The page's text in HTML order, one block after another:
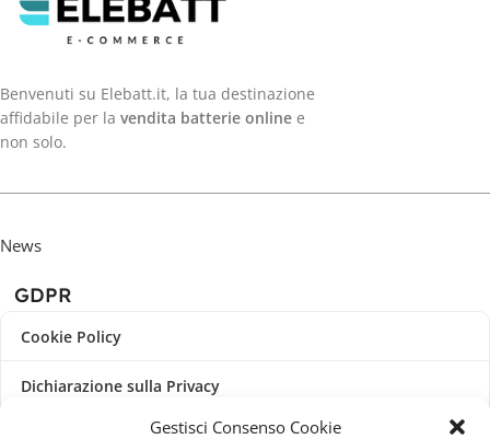
Gestisci Consenso Cookie
Benvenuti su Elebatt.it, la tua destinazione
affidabile per la vendita batterie online e
non solo.
News
GDPR
Cookie Policy
Dichiarazione sulla Privacy